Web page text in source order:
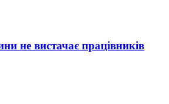
не вистачає працівників